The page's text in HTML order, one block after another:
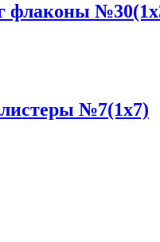
флаконы
№7(1x7)